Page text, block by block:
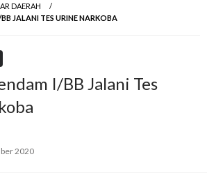
DAERAH
JALANI TES URINE NARKOBA
I/BB Jalani Tes
2020